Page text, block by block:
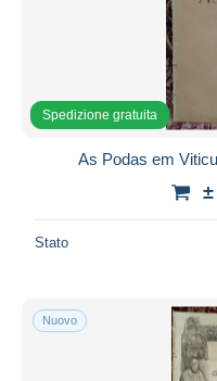
Spedizione gratuita
As Podas em
Stato
Nuovo